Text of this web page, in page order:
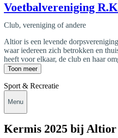
Voetbalvereniging
Club, vereniging of andere
Altior is een levende
waar iedereen zich betrokken en
heeft voor elkaar, de club en haar
Toon meer
Sport & Recreatie
Menu
Kermis 2025 bij Altior